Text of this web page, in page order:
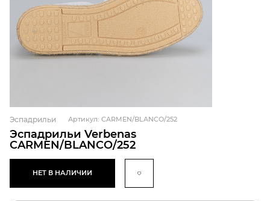
Эспадрильи Verbenas
CARMEN/BLANCO/252
Эспадрильи Артикул: CARMEN/BLANCO/252
НЕТ В НАЛИЧИИ